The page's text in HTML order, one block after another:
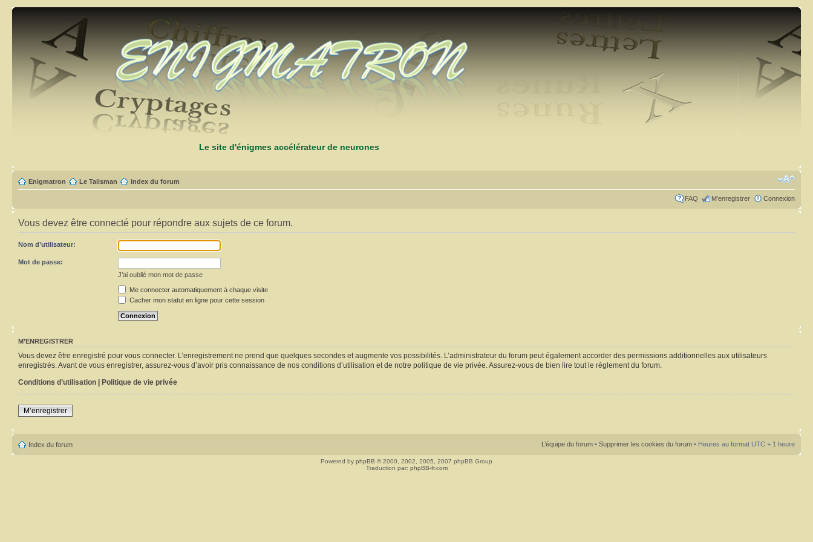
Le site d'énigmes accélérateur de neurones
Enigmatron Le Talisman Index du forum
FAQ M’enregistrer Connexion
Vous devez être connecté pour répondre aux sujets de ce forum.
Nom d’utilisateur:
Mot de passe:
J’ai oublié mon mot de passe
Me connecter automatiquement à chaque visite
Cacher mon statut en ligne pour cette session
M’ENREGISTRER
Vous devez être enregistré pour vous connecter. L’enregistrement ne prend que quelques secondes et augmente vos possibilités. L’administrateur du forum peut également accorder des permissions additionnelles aux utilisateurs
enregistrés. Avant de vous enregistrer, assurez-vous d’avoir pris connaissance de nos conditions d’utilisation et de notre politique de vie privée. Assurez-vous de bien lire tout le règlement du forum.
Conditions d’utilisation | Politique de vie privée
M’enregistrer
Index du forum L’équipe du forum • Supprimer les cookies du forum • Heures au format UTC + 1 heure
Powered by phpBB © 2000, 2002, 2005, 2007 phpBB Group
Traduction par: phpBB-fr.com